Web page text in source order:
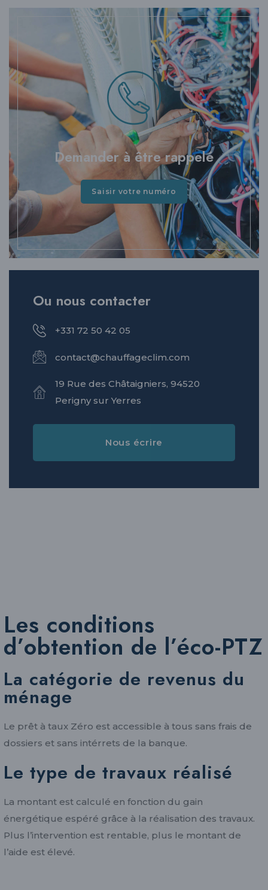
Demander à être rappelé
Saisir votre numéro
Ou nous contacter
+331 72 50 42 05
contact@chauffageclim.com
19 Rue des Châtaigniers, 94520
Perigny sur Yerres
Nous écrire
Les conditions
d’obtention de l’éco-PTZ
La catégorie de revenus du
ménage
Le prêt à taux Zéro est accessible à tous sans frais de
dossiers et sans intérrets de la banque.
Le type de travaux réalisé
La montant est calculé en fonction du gain
énergétique espéré grâce à la réalisation des travaux.
Plus l’intervention est rentable, plus le montant de
l’aide est élevé.